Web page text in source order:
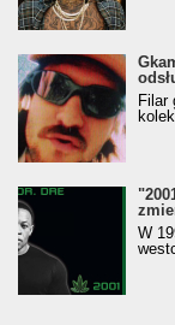
Filar
W